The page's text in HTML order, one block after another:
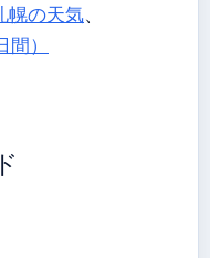
幌の天気、
）